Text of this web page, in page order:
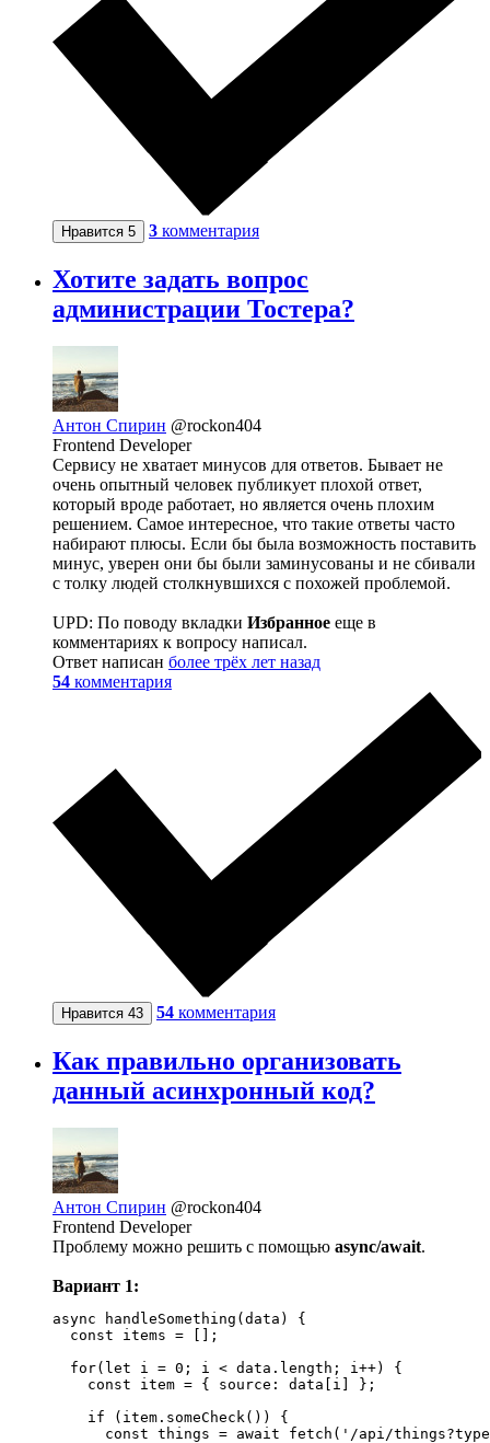
Нравится 5 3 комментария
Хотите задать вопрос
администрации Тостера?
Антон Спирин @rockon404
Frontend Developer
Сервису не хватает минусов для ответов. Бывает не
очень опытный человек публикует плохой ответ,
который вроде работает, но является очень плохим
решением. Самое интересное, что такие ответы часто
набирают плюсы. Если бы была возможность поставить
минус, уверен они бы были заминусованы и не сбивали
с толку людей столкнувшихся с похожей проблемой.
UPD: По поводу вкладки Избранное еще в
комментариях к вопросу написал.
Ответ написан более трёх лет назад
54 комментария
Нравится 43 54 комментария
Как правильно организовать
данный асинхронный код?
Антон Спирин @rockon404
Frontend Developer
Проблему можно решить с помощью async/await.
Вариант 1:
async handleSomething(data) {
  const items = [];
  for(let i = 0; i < data.length; i++) {
    const item = { source: data[i] };
    if (item.someCheck()) {
const things = await fetch('/api/